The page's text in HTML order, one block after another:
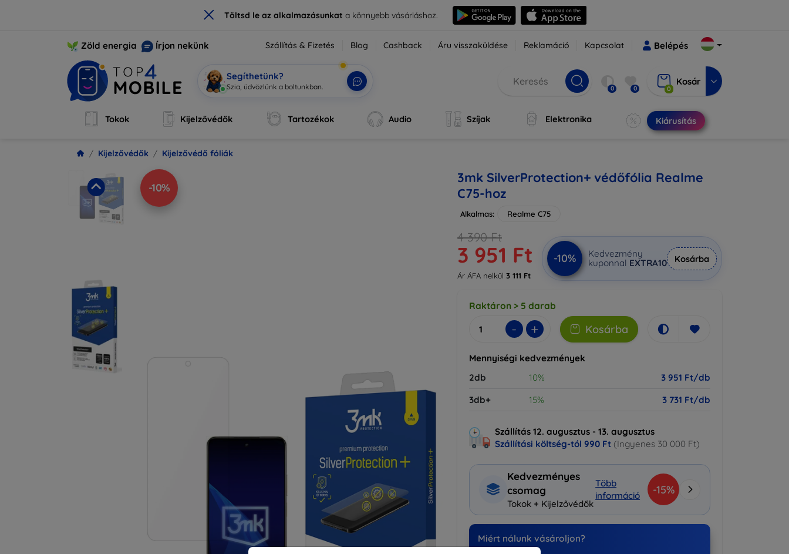
× Töltsd le az alkalmazásunkata könnyebb vásárláshoz.
Zöld energia Írjon nekünk Szállítás & Fizetés Blog Cashback Áru visszaküldése Reklamáció Kapcsolat Belépés
Segíthetünk?
| 0 0 0
Kosár
Tokok Kijelzővédők Tartozékok Audio Szíjak Elektronika Kiárusítás
Kijelzővédők Kijelzővédő fóliák
-10%
3mk SilverProtection+ védőfólia Realme
C75-hoz
Alkalmas: Realme C75
4 390 Ft
3 951 Ft
Ár ÁFA nelkül 3 111 Ft
-10%
Kedvezmény
kuponnal EXTRA10 Kosárba
Raktáron > 5 darab
- + Kosárba
Mennyiségi kedvezmények
2db
10%
3 951 Ft/db
3db+
15% 3 731 Ft/db
Szállítás 12. augusztus - 13. augusztus
Szállítási költség-tól 990 Ft (Ingyenes 30 000 Ft)
Kedvezményes
csomag
Tokok + Kijelzővédők
Több
információ
-15%
Miért nálunk vásároljon?